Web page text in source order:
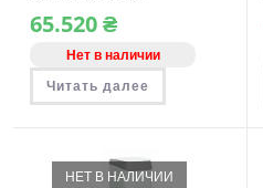
Thinkwater Blue 28
65.520₴
Нет в наличии
Читать далее
НЕТ В НАЛИЧИИ